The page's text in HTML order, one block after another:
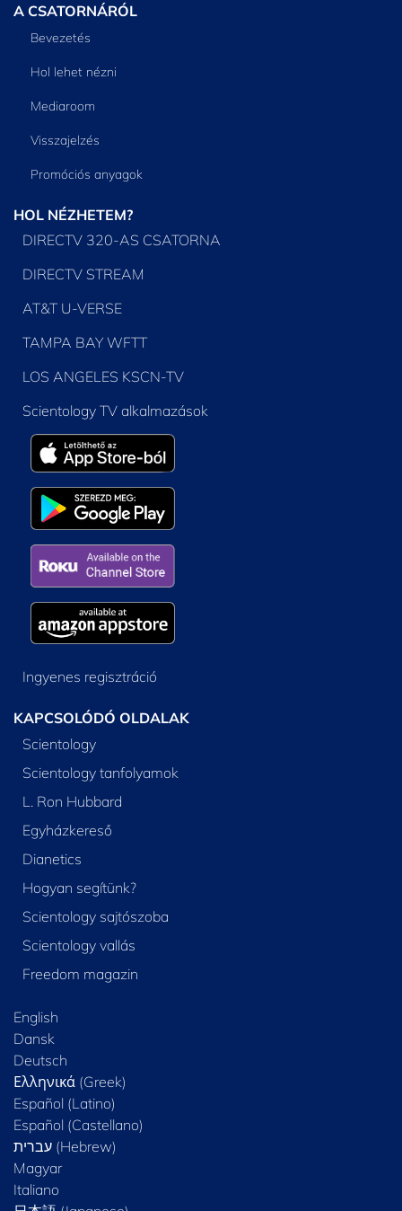
A CSATORNÁRÓL
Bevezetés
Hol lehet nézni
Mediaroom
Visszajelzés
Promóciós anyagok
HOL NÉZHETEM?
DIRECTV 320-AS CSATORNA
DIRECTV STREAM
AT&T U-VERSE
TAMPA BAY WFTT
LOS ANGELES KSCN-TV
Scientology TV alkalmazások
Ingyenes regisztráció
KAPCSOLÓDÓ OLDALAK
Scientology
Scientology tanfolyamok
L. Ron Hubbard
Egyházkereső
Dianetics
Hogyan segítünk?
Scientology sajtószoba
Scientology vallás
Freedom magazin
English
Dansk
Deutsch
Ελληνικά (Greek)
Español (Latino)
Español (Castellano)
Magyar
Italiano